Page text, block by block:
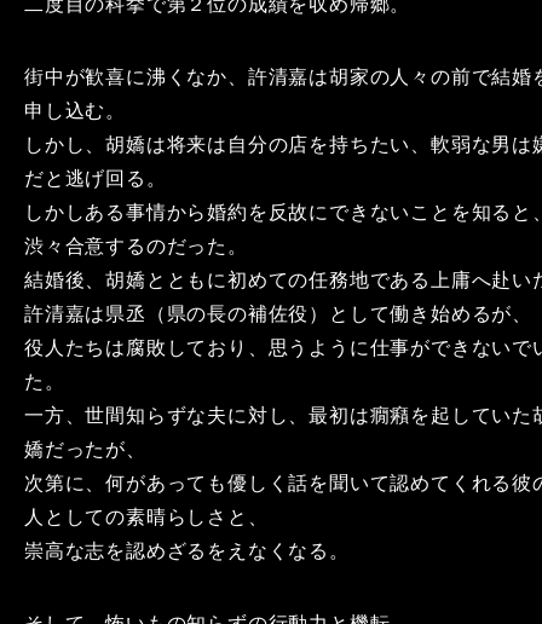
二度目の科挙で第２位の成績を収め帰郷。
街中が歓喜に沸くなか、許清嘉は胡家の人々の前で結婚
申し込む。
しかし、胡嬌は将来は自分の店を持ちたい、軟弱な男は
だと逃げ回る。
しかしある事情から婚約を反故にできないことを知ると
渋々合意するのだった。
結婚後、胡嬌とともに初めての任務地である上庸へ赴い
許清嘉は県丞（県の長の補佐役）として働き始めるが、
役人たちは腐敗しており、思うように仕事ができないで
た。
一方、世間知らずな夫に対し、最初は癇癪を起していた
嬌だったが、
次第に、何があっても優しく話を聞いて認めてくれる彼
人としての素晴らしさと、
崇高な志を認めざるをえなくなる。